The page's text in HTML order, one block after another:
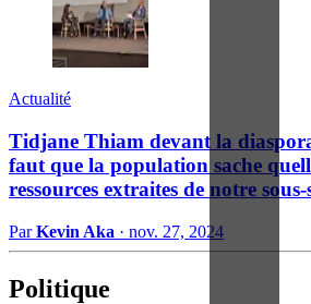
Actualité
Tidjane Thiam devant la
faut que la population sache
ressources extraites de notre sous-
ParKevin Aka · nov. 27, 2024
Politique